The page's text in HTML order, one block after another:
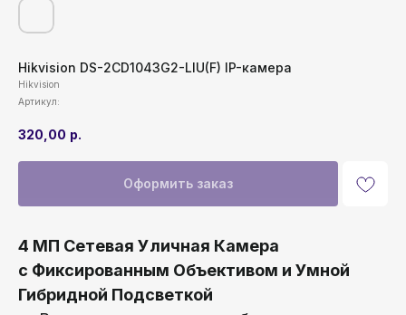
Hikvision DS-2CD1043G2-LIU(F) IP-камера
Hikvision
Артикул:
320,00 р.
Оформить заказ
4 МП Сетевая Уличная Камера
с Фиксированным Объективом и Умной
Гибридной Подсветкой